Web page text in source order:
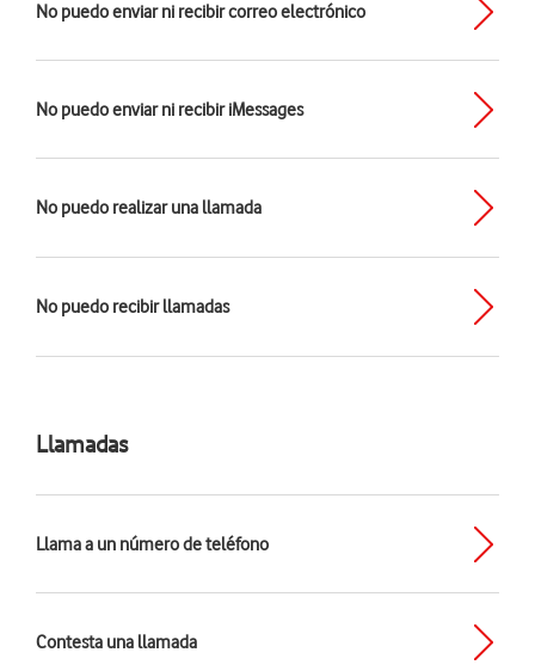
No puedo enviar ni recibir correo electrónico
No puedo enviar ni recibir iMessages
No puedo realizar una llamada
No puedo recibir llamadas
Llamadas
Llama a un número de teléfono
Contesta una llamada